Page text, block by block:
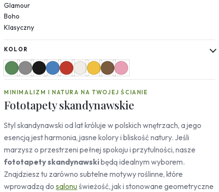
Magnolie
Maki
Storczyki
Piwonie
Słoneczniki
Mapy
Miasta
Londyn
Nowy Jork
Rzym
Warszawa
Kraków
Gdańsk
Moskwa
Tokio
Glamour
Boho
Klasyczny
KOLOR
MINIMALIZM I NATURA NA TWOJEJ ŚCIANIE
Fototapety skandynawskie
Styl skandynawski od lat króluje w polskich wnętrzach, a jego
esencją jest harmonia, jasne kolory i bliskość natury. Jeśli
marzysz o przestrzeni pełnej spokoju i przytulności, nasze
fototapety skandynawskibędą idealnym wyborem.
Znajdziesz tu zarówno subtelne motywy roślinne, które
wprowadzą do salonu świeżość, jak i stonowane geometryczne